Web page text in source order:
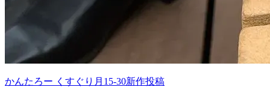
かんたろー くすぐり月15-30新作投稿